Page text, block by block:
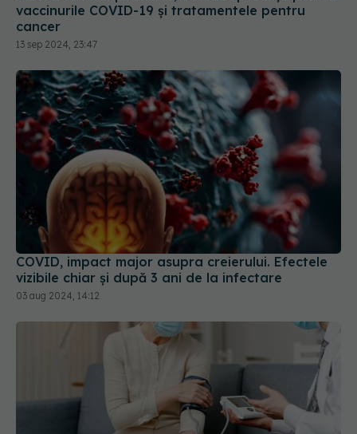
13 sep 2024, 23:47
COVID, impact major asupra creierului. Efectele
vizibile chiar și după 3 ani de la infectare
03 aug 2024, 14:12